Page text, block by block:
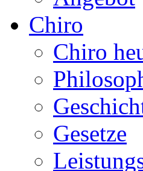
Chiro
Chiro
Gesetze